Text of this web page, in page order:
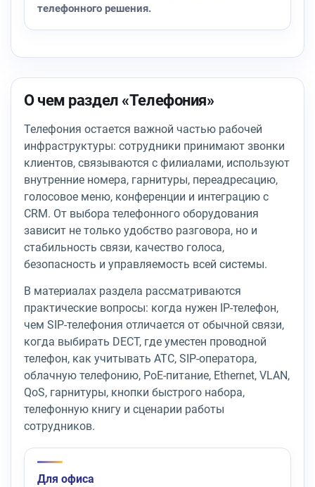
телефонного решения.
О чем раздел «Телефония»
Телефония остается важной частью рабочей
инфраструктуры: сотрудники принимают звонки
клиентов, связываются с филиалами, используют
внутренние номера, гарнитуры, переадресацию,
голосовое меню, конференции и интеграцию с
CRM. От выбора телефонного оборудования
зависит не только удобство разговора, но и
стабильность связи, качество голоса,
безопасность и управляемость всей системы.
В материалах раздела рассматриваются
практические вопросы: когда нужен IP-телефон,
чем SIP-телефония отличается от обычной связи,
когда выбирать DECT, где уместен проводной
телефон, как учитывать АТС, SIP-оператора,
облачную телефонию, PoE-питание, Ethernet, VLAN,
QoS, гарнитуры, кнопки быстрого набора,
телефонную книгу и сценарии работы
сотрудников.
Для офиса